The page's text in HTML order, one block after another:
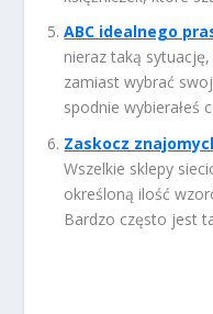
ABC idealnego
nieraz taką
zamiast wybrać
spodnie wybierałeś
Zaskocz
Wszelkie sklepy
określoną ilość
Bardzo często jest